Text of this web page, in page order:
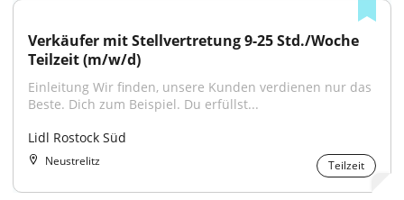
Verkäufer mit Stellvertretung 9-25 Std./Woche
Teilzeit (m/w/d)
Einleitung Wir finden, unsere Kunden verdienen nur das
Beste. Dich zum Beispiel. Du erfüllst...
Lidl Rostock Süd
Neustrelitz Teilzeit